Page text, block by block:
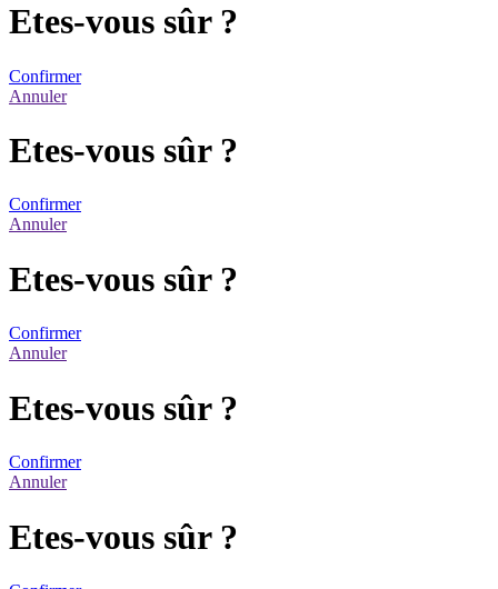
Etes-vous sûr ?
Confirmer
Annuler
Etes-vous sûr ?
Confirmer
Annuler
Etes-vous sûr ?
Confirmer
Annuler
Etes-vous sûr ?
Confirmer
Annuler
Etes-vous sûr ?